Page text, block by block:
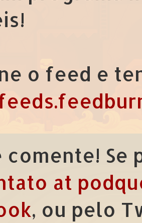
o feed e
comente!
at
, ou pelo